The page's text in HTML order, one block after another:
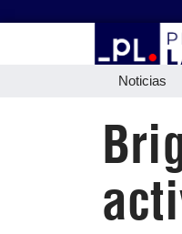
Noticias